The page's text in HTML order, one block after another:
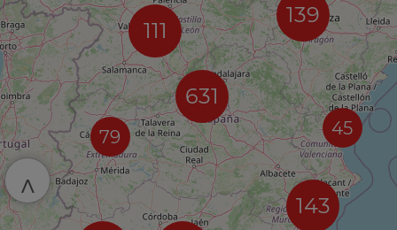
111
79
631
139
45
143
^